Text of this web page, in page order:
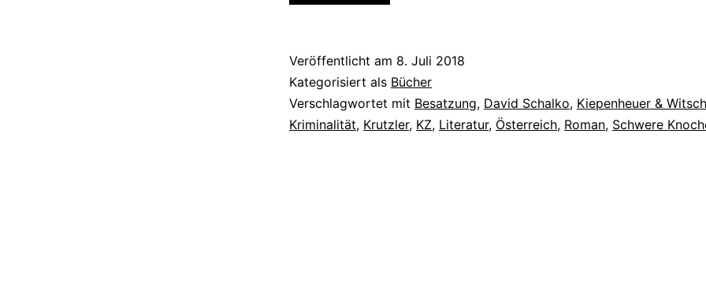
Veröffentlicht am 8. Juli 2018
Kategorisiert als Bücher
Verschlagwortet mit Besatzung, David Schalko, Kiepenheuer & Witsch
Kriminalität, Krutzler, KZ, Literatur, Österreich, Roman, Schwere